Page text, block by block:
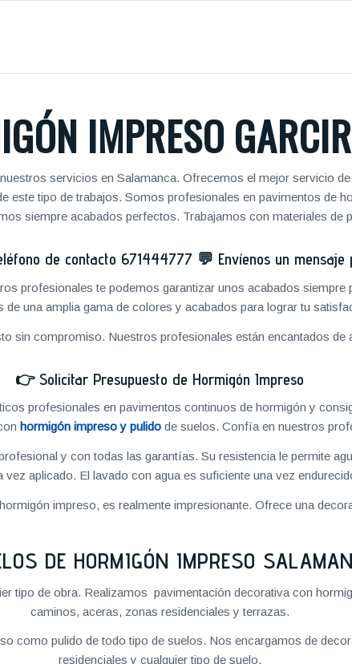
IMPRESO
servicios en Salamanca. Ofrecemos el mejor servicio
este tipo de trabajos. Somos profesionales en pavimentos de
siempre acabados perfectos. Trabajamos con materiales de
de contacto 671444777 💬 Envíenos un
profesionales te podemos garantizar unos acabados
de una amplia gama de colores y acabados para lograr tu
sin compromiso. Nuestros profesionales están encantados de
👉 Solicitar Presupuesto de Hormigón Impreso
profesionales en pavimentos continuos de hormigón y
hormigón impreso y pulidode suelos. Confía en nuestros
y con todas las garantías. Su resistencia le permite
vez aplicado. El lavado con agua es suficiente una vez
impreso, es realmente impresionante. Ofrece una
DE HORMIGÓN IMPRESO
tipo de obra. Realizamos pavimentación decorativa con
caminos, aceras, zonas residenciales y terrazas.
como pulido de todo tipo de suelos. Nos encargamos de
residenciales y cualquier tipo de suelo.